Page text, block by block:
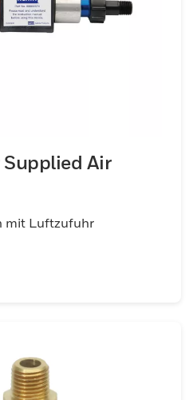
Air
mit Luftzufuhr